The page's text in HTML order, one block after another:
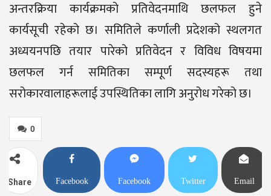
अन्तरक्रिया कार्यक्रमको प्रतिवेदनमाथि छलफल हुने
कार्यसूची रहेको छ। समितिले कर्णाली प्रदेशको स्थलगत
अध्ययनपछि तयार पारेको प्रतिवेदन र विविध विषयमा
छलफल गर्न समितिका सम्पूर्ण सदस्यहरू तथा
सरोकारवालाहरूलाई उपस्थितिका लागि अनुरोध गरेको छ।
0
Share Facebook Facebook Twitter Email